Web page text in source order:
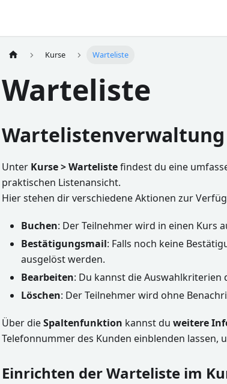
Kurse Warteliste
Warteliste
Wartelistenverwaltung
Unter Kurse > Wartelistefindest du eine
praktischen Listenansicht.
Hier stehen dir verschiedene Aktionen zur
Buchen: Der Teilnehmer wird in einen Kurs
Bestätigungsmail: Falls noch keine
ausgelöst werden.
Bearbeiten: Du kannst die Auswahlkriterien
Löschen: Der Teilnehmer wird ohne
Über dieSpaltenfunktion kannst du weitere
Telefonnummer des Kunden einblenden lassen,
Einrichten der Warteliste im